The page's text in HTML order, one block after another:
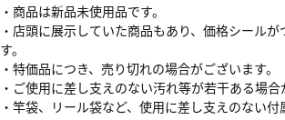
・商品は新品未使用品です。
・店頭に展示していた商品もあり、価格シール
す。
・特価品につき、売り切れの場合がございます。
・ご使用に差し支えのない汚れ等が若干ある場合
・竿袋、リール袋など、使用に差し支えのない